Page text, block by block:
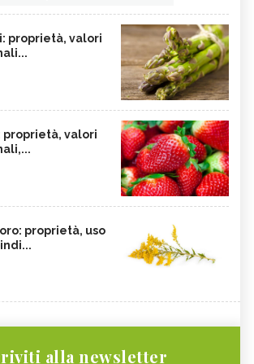
proprietà, valori
proprietà, valori
proprietà, uso
alla newsletter